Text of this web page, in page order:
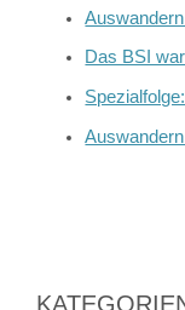
Das BSI